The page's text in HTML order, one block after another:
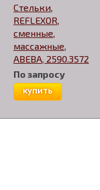
Стельки,
REFLEXOR,
сменные,
массажные,
ABEBA, 2590.3572
По запросу
купить